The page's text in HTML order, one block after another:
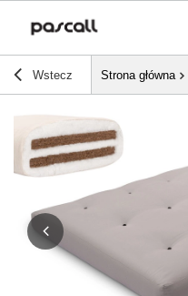
Wstecz Strona główna